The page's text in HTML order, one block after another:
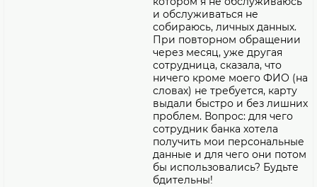
и обслуживаться не
собираюсь, личных данных.
При повторном обращении
через месяц, уже другая
сотрудница, сказала, что
ничего кроме моего ФИО (на
словах) не требуется, карту
выдали быстро и без лишних
проблем. Вопрос: для чего
сотрудник банка хотела
получить мои персональные
данные и для чего они потом
бы использовались? Будьте
бдительны!